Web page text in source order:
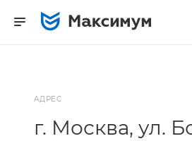
АДРЕС
г. Москва, ул.